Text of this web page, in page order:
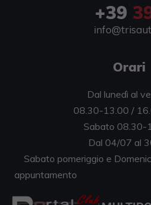
+39
Orari
Dal lunedì al
08.30-13.00 /
Sabato 08.30-
Dal 04/07 al
Sabato pomeriggio e
appuntamento